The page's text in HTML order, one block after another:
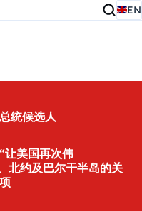
EN
统候选人
让美国再次伟
北约及巴尔干半岛的关